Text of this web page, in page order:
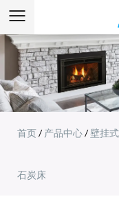
首页/产品中心/壁挂
石炭床